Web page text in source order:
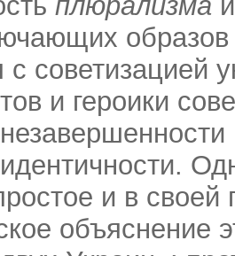
советизацией
и героики
и в своей
объяснение